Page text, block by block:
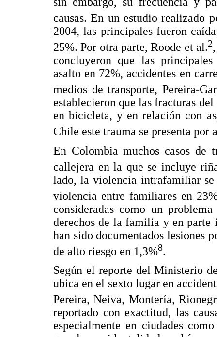
causas. En un estudio realizado
2004, las principales fueron
25%. Por otra parte, Roode et al.2
concluyeron que las
asalto en 72%, accidentes en
medios de transporte, Pereira-
establecieron que las fracturas
en bicicleta, y en relación con
Chile este trauma se presenta
En Colombia muchos casos de
callejera en la que se incluye
lado, la violencia intrafamiliar se
violencia entre familiares en
consideradas como un
derechos de la familia y en
han sido documentados lesiones
de alto riesgo en 1,3%8.
Según el reporte del Ministerio
ubica en el sexto lugar en
Pereira, Neiva, Montería,
reportado con exactitud, las
especialmente en ciudades